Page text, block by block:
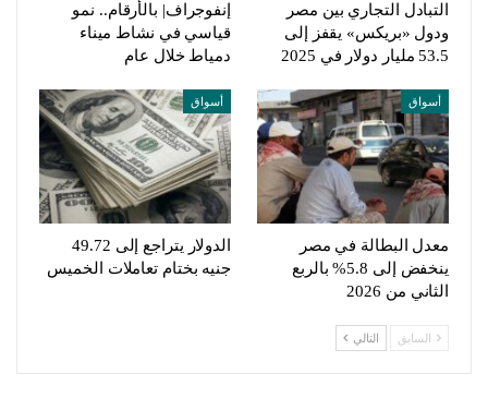
التبادل التجاري بين مصر
ودول «بريكس» يقفز إلى
53.5 مليار دولار في 2025
إنفوجراف| بالأرقام.. نمو
قياسي في نشاط ميناء
دمياط خلال عام
أسواق
معدل البطالة في مصر
ينخفض إلى 5.8% بالربع
الثاني من 2026
أسواق
الدولار يتراجع إلى 49.72
جنيه بختام تعاملات الخميس
السابق التالي